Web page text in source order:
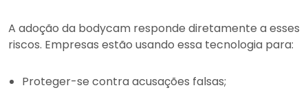
A adoção da bodycam responde diretamente a esses
riscos. Empresas estão usando essa tecnologia para:
Proteger-se contra acusações falsas;